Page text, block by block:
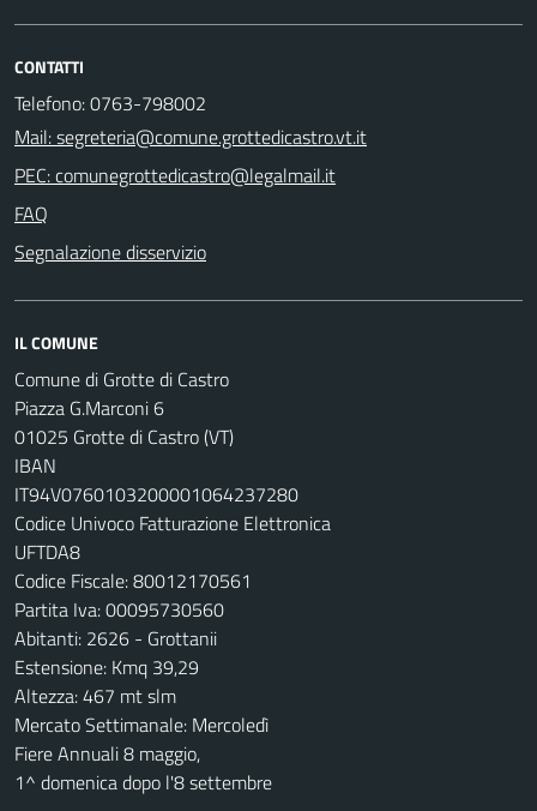
CONTATTI
Telefono: 0763-798002
Mail: segreteria@comune.grottedicastro.vt.it
PEC: comunegrottedicastro@legalmail.it
FAQ
Segnalazione disservizio
IL COMUNE
Comune di Grotte di Castro
Piazza G.Marconi 6
01025 Grotte di Castro (VT)
IBAN
IT94V0760103200001064237280
Codice Univoco Fatturazione Elettronica
UFTDA8
Codice Fiscale: 80012170561
Partita Iva: 00095730560
Abitanti: 2626 - Grottanii
Estensione: Kmq 39,29
Altezza: 467 mt slm
Mercato Settimanale: Mercoledì
Fiere Annuali 8 maggio,
1^ domenica dopo l'8 settembre